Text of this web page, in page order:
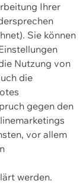
Ihrer
Sie können
Nutzung von
die
gegen den
vor allem
werden.